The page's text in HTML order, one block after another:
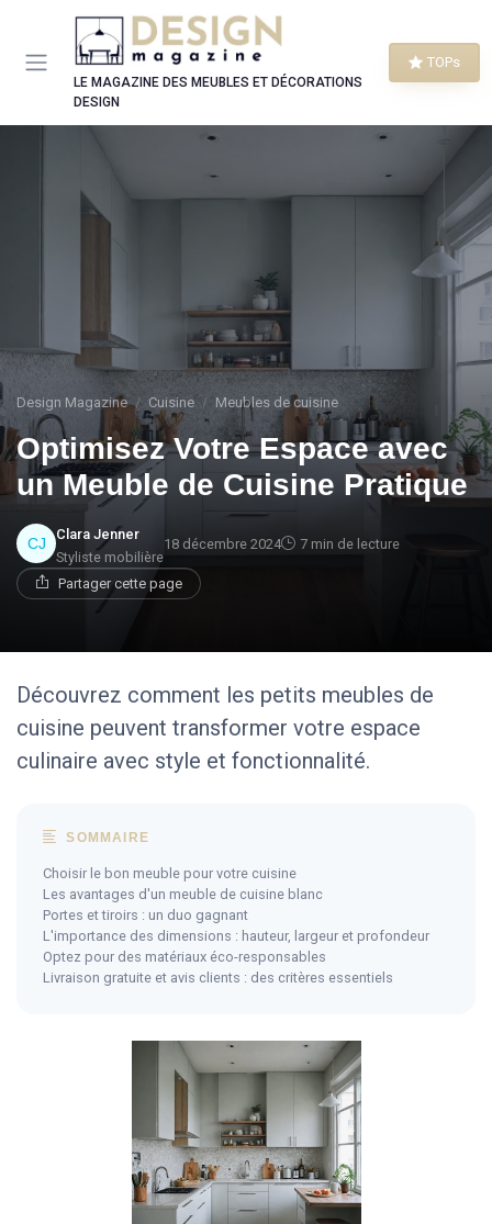
LE MAGAZINE DES MEUBLES ET DÉCORATIONS
DESIGN
TOPs
Design Magazine Cuisine Meubles de cuisine
Optimisez Votre Espace avec
un Meuble de Cuisine Pratique
Clara Jenner
Styliste mobilière
18 décembre 2024 7 min de lecture
Partager cette page
Découvrez comment les petits meubles de
cuisine peuvent transformer votre espace
culinaire avec style et fonctionnalité.
SOMMAIRE
Choisir le bon meuble pour votre cuisine
Les avantages d'un meuble de cuisine blanc
Portes et tiroirs : un duo gagnant
L'importance des dimensions : hauteur, largeur et profondeur
Optez pour des matériaux éco-responsables
Livraison gratuite et avis clients : des critères essentiels
Panneau de gestion des cookies